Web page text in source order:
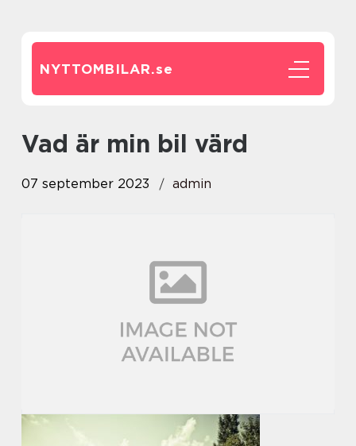
NYTTOMBILAR.se
Vad är min bil värd
07 september 2023 admin